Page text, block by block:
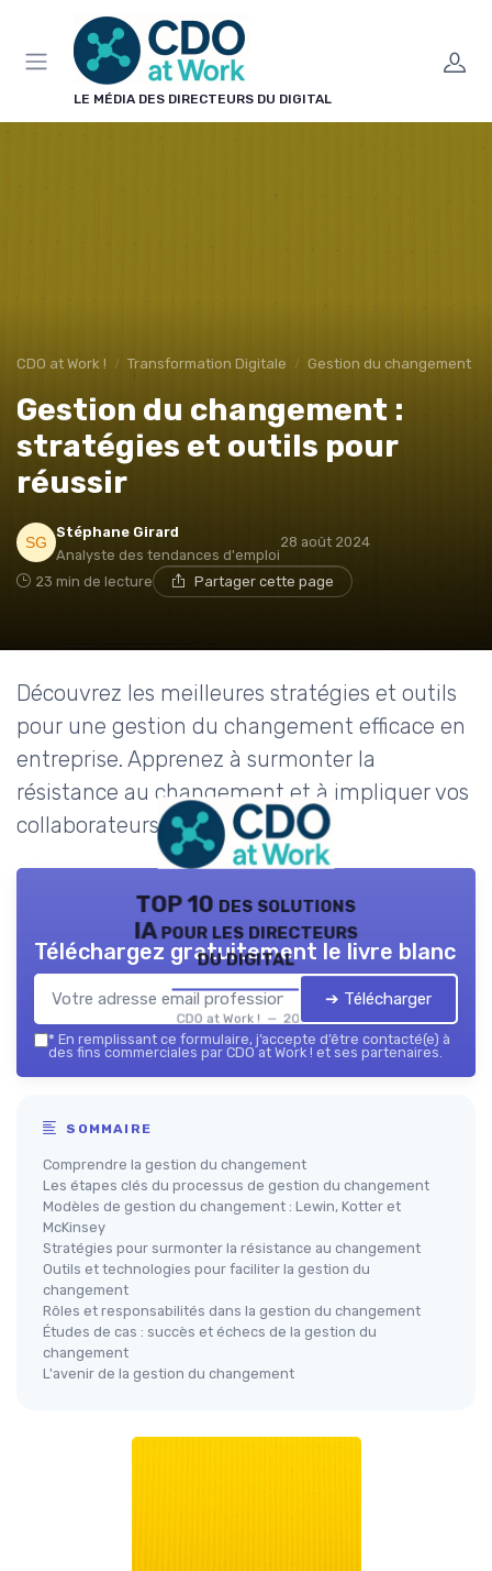
LE MÉDIA DES DIRECTEURS DU DIGITAL
CDO at Work ! Transformation Digitale Gestion du changement
Gestion du changement :
stratégies et outils pour
réussir
Stéphane Girard
Analyste des tendances d'emploi
28 août 2024
23 min de lecture Partager cette page
Découvrez les meilleures stratégies et outils
pour une gestion du changement efficace en
entreprise. Apprenez à surmonter la
résistance au changement et à impliquer vos
collaborateurs.
TOP 10 des solutions
IA pour les directeurs
du digital
CDO at Work ! — 2026
Téléchargez gratuitement le livre blanc
➔ Télécharger
* En remplissant ce formulaire, j’accepte d’être contacté(e) à
des fins commerciales par CDO at Work ! et ses partenaires.
SOMMAIRE
Comprendre la gestion du changement
Les étapes clés du processus de gestion du changement
Modèles de gestion du changement : Lewin, Kotter et
McKinsey
Stratégies pour surmonter la résistance au changement
Outils et technologies pour faciliter la gestion du
changement
Rôles et responsabilités dans la gestion du changement
Études de cas : succès et échecs de la gestion du
changement
L'avenir de la gestion du changement
Panneau de gestion des cookies